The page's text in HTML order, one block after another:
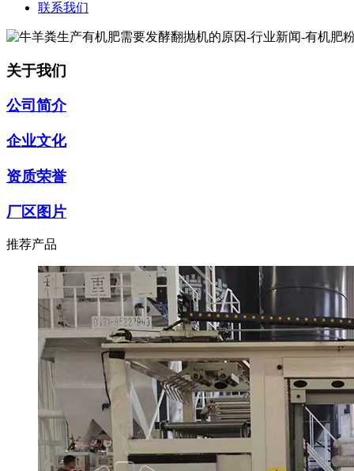
联系我们
关于我们
公司简介
企业文化
资质荣誉
厂区图片
推荐产品